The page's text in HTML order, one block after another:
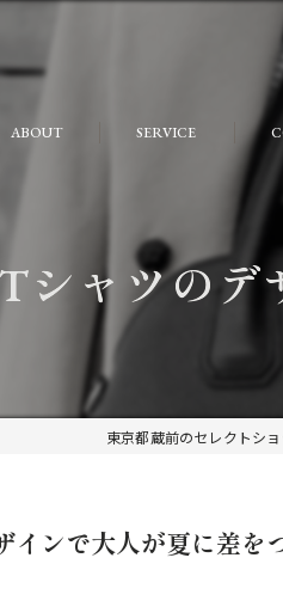
ABOUT SERVICE
シャツの
東京都蔵前のセレクトシ
インで大人が夏に差を